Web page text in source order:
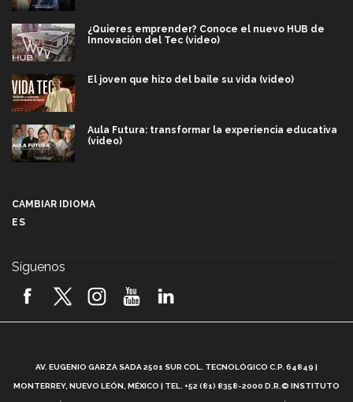
¿Quieres emprender? Conoce el nuevo HUB de
Innovación del Tec (video)
El joven que hizo del baile su vida (video)
Aula Futura: transformar la experiencia educativa
(video)
2026! (video)
¿Cómo es el Modelo Educativo Tec? (video)
CAMBIAR IDIOMA
ES
Síguenos
AV. EUGENIO GARZA SADA 2501 SUR COL. TECNOLÓGICO C.P. 64849 |
MONTERREY, NUEVO LEÓN, MÉXICO | TEL. +52 (81) 8358-2000 D.R.© INSTITUTO